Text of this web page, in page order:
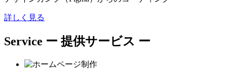
詳しく見る
Service ー 提供サービス ー